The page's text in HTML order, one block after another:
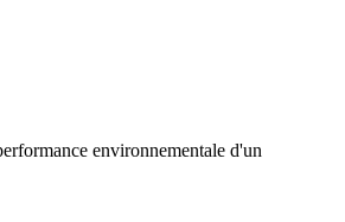
environnementale d'un